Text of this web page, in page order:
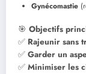
Gynécomastie
🎯 Objectifs
✅ Rajeunir sans
✅ Garder un
✅ Minimiser les